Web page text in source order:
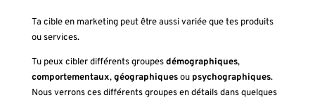
Ta cible en marketing peut être aussi variée que tes produits
ou services.
Tu peux cibler différents groupesdémographiques,
comportementaux,géographiquesou psychographiques.
Nous verrons ces différents groupes en détails dans quelques